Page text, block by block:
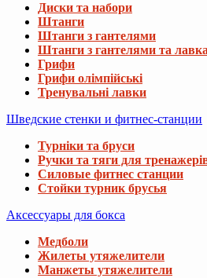
Диски та набори
Штанги
Штанги з гантелями
Штанги з гантелями та
Грифи
Грифи олімпійські
Тренувальні лавки
Шведские стенки и фитнес-станции
Турніки та бруси
Ручки та тяги для
Силовые фитнес станции
Стойки турник брусья
Аксессуары для бокса
Медболи
Жилеты утяжелители
Манжеты утяжелители